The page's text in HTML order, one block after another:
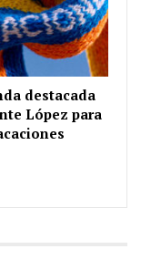
destacada
López para